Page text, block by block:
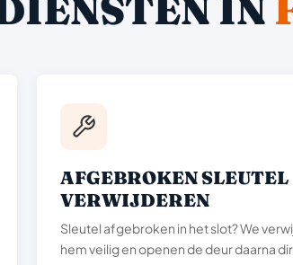
IN
AFGEBROKEN SLEUTEL
VERWIJDEREN
Sleutel afgebroken in het slot? We
hem veilig en openen de deur daarna